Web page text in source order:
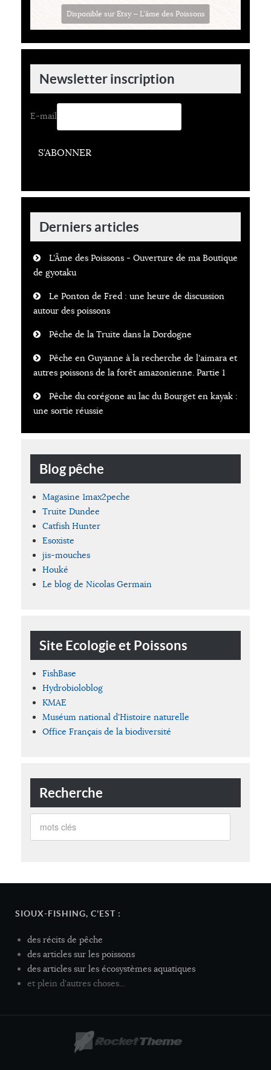
Disponible sur Etsy — L'âme des Poissons
Newsletter inscription
E-mail
S’ABONNER
Derniers articles
L'Âme des Poissons - Ouverture de ma Boutique
de gyotaku
Le Ponton de Fred : une heure de discussion
autour des poissons
Pêche de la Truite dans la Dordogne
Pêche en Guyanne à la recherche de l'aimara et
autres poissons de la forêt amazonienne. Partie 1
Pêche du corégone au lac du Bourget en kayak :
une sortie réussie
Blog pêche
Magasine 1max2peche
Truite Dundee
Catfish Hunter
Esoxiste
jis-mouches
Houké
Le blog de Nicolas Germain
Site Ecologie et Poissons
FishBase
Hydrobioloblog
KMAE
Muséum national d'Histoire naturelle
Office Français de la biodiversité
Recherche
SIOUX-FISHING, C'EST :
des récits de pêche
des articles sur les poissons
des articles sur les écosystèmes aquatiques
et plein d'autres choses...